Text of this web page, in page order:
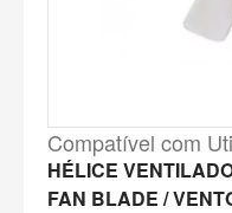
Compatível com
HÉLICE
FAN BLADE /